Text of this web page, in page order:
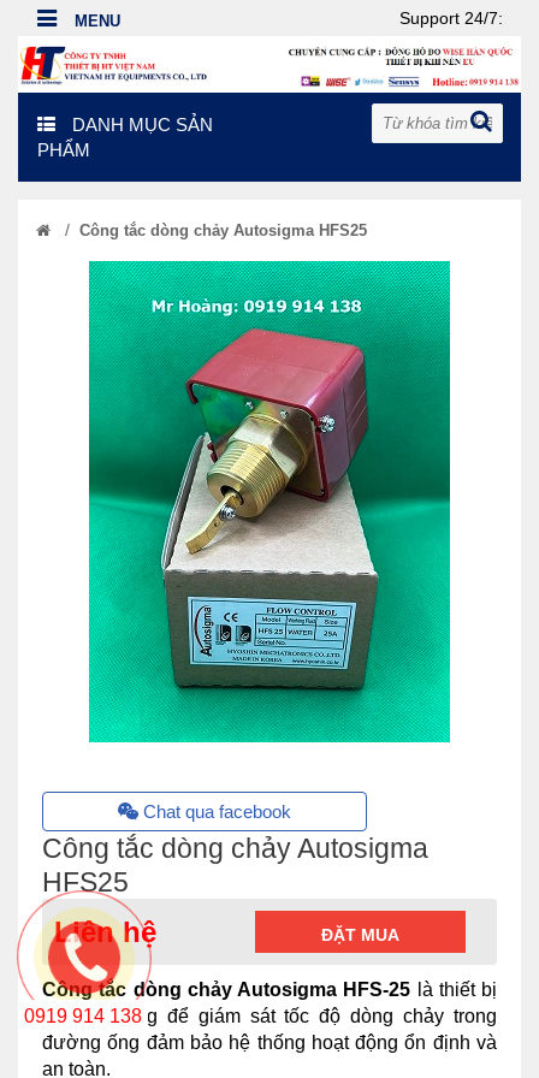
Support 24/7:
DANH MỤC SẢN
PHẨM
/ Công tắc dòng chảy Autosigma HFS25
Chat qua facebook
Công tắc dòng chảy Autosigma
HFS25
Liên hệ ĐẶT MUA
Công tắc dòng chảy Autosigma HFS-25 là thiết bị
chuyên dùng để giám sát tốc độ dòng chảy trong
đường ống đảm bảo hệ thống hoạt động ổn định và
an toàn.
0919 914 138